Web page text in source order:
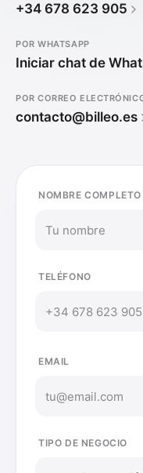
+34 678 623 905
POR WHATSAPP
Iniciar chat de
POR CORREO
contacto@billeo.es
NOMBRE COMPLETO
TELÉFONO
EMAIL
TIPO DE NEGOCIO